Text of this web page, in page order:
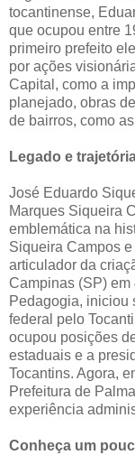
tocantinense,
que ocupou entre
primeiro prefeito
por ações
Capital, como a
planejado, obras
de bairros, como
Legado e
José Eduardo
Marques Siqueira
emblemática na
Siqueira Campos
articulador da
Campinas (SP) em
Pedagogia, iniciou
federal pelo
ocupou posições
estaduais e a
Tocantins. Agora,
Prefeitura de
experiência
Conheça um